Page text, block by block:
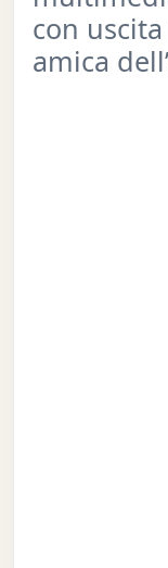
con
amica